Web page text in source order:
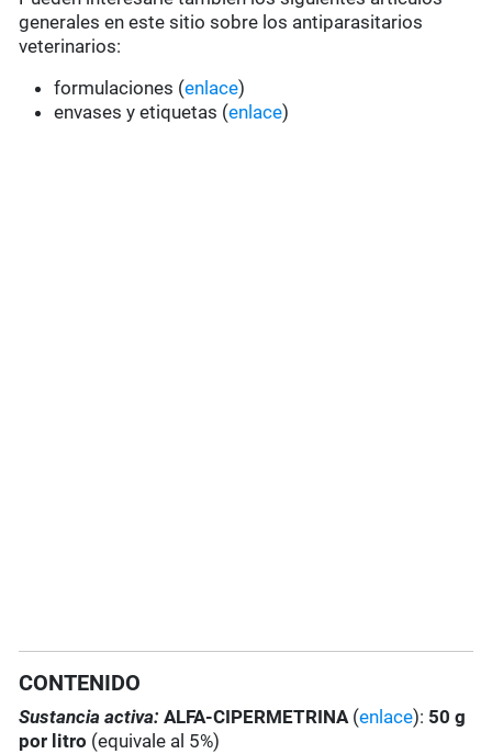
generales en este sitio sobre los antiparasitarios
veterinarios:
formulaciones (enlace)
envases y etiquetas (enlace)
CONTENIDO
Sustancia activa:ALFA-CIPERMETRINA (enlace): 50 g
por litro (equivale al 5%)